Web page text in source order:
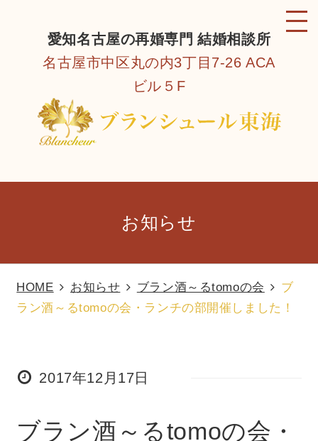
愛知名古屋の再婚専門 結婚相談所
名古屋市中区丸の内3丁目7-26 ACA
ビル５F
お知らせ
HOME お知らせ ブラン酒～るtomoの会
ブ
ラン酒～るtomoの会・ランチの部開催しました！
ブラン酒～るtomoの会・
2017年12月17日